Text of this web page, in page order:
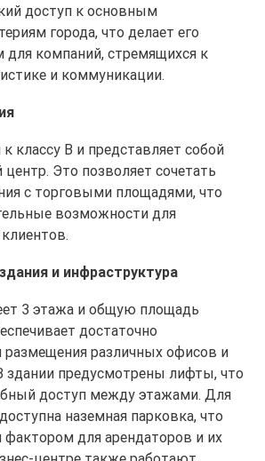
доступ к основным
города, что делает его
для компаний, стремящихся к
и коммуникации.
классу B и представляет собой
Это позволяет сочетать
с торговыми площадями, что
возможности для
и инфраструктура
3 этажа и общую площадь
достаточно
размещения различных офисов и
здании предусмотрены лифты, что
доступ между этажами. Для
наземная парковка, что
для арендаторов и их